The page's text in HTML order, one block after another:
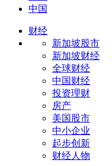
中国
财经
新加坡股市
新加坡财经
全球财经
中国财经
投资理财
房产
美国股市
中小企业
起步创新
财经人物